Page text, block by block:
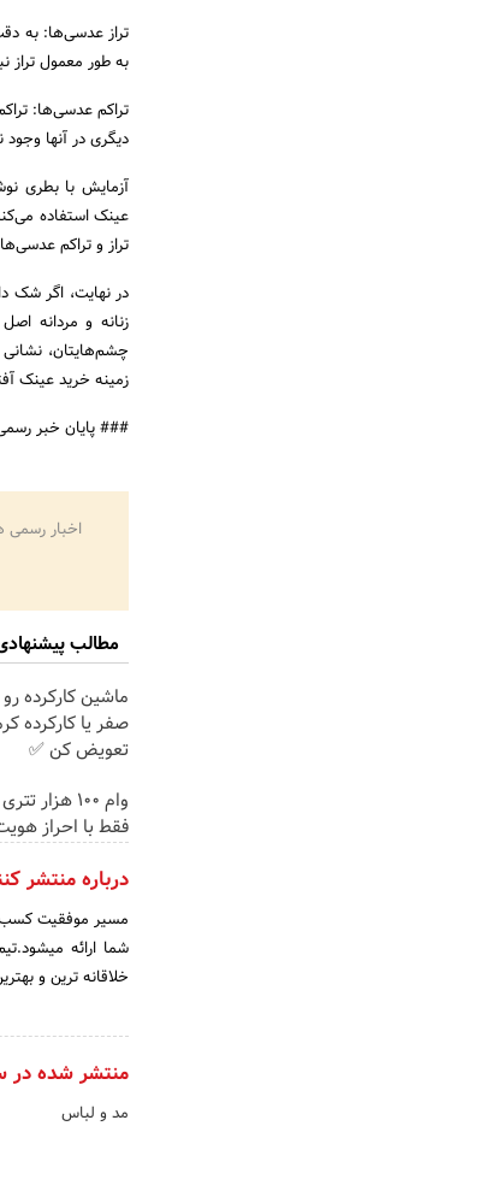
تراز عدسی‌ها: به
به طور معمول تراز
تراکم عدسی‌ها:
دیگری در آنها
عینک استفاده
تراز و تراکم
در نهایت، اگر شک
زنانه و مردانه
چشم‌هایتان،
زمینه خرید عینک
### پایان خبر
اخبار
مطالب
ماشین کارکرده
صفر یا کارکرده
تعویض کن ✅
وام 100
فقط با احراز
درباره منتشر
مسیر موفقیت کسب
شما ارائه
خلاقانه ترین و
منتشر شده
مد و لباس